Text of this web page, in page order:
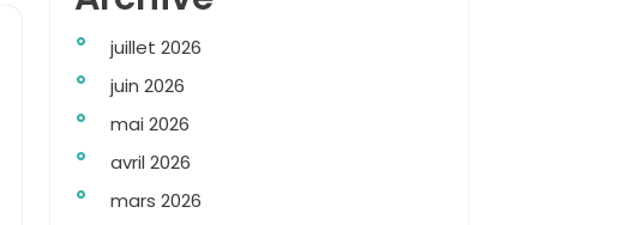
juillet 2026
juin 2026
mai 2026
avril 2026
mars 2026